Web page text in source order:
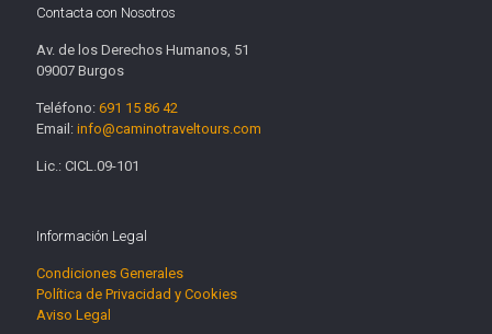
Contacta con Nosotros
Av. de los Derechos Humanos, 51
09007 Burgos
Teléfono: 691 15 86 42
Email: info@caminotraveltours.com
Lic.: CICL.09-101
Información Legal
Condiciones Generales
Política de Privacidad y Cookies
Aviso Legal